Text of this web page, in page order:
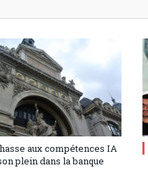
2023 0
aux compétences IA
plein dans la banque